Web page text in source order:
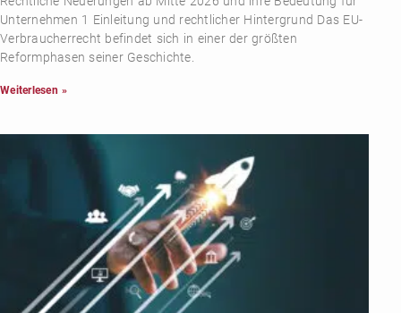
Unternehmen 1 Einleitung und rechtlicher Hintergrund Das EU-
Verbraucherrecht befindet sich in einer der größten
Reformphasen seiner Geschichte.
Weiterlesen »